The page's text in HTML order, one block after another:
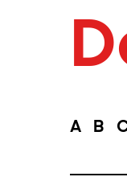
A B